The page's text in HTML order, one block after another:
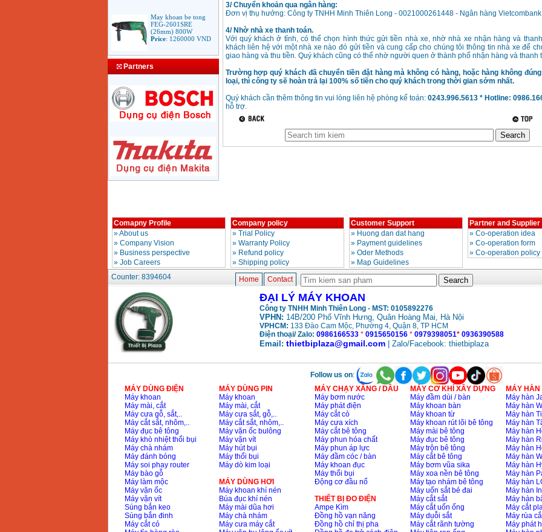
May khoan be tong
FEG-2601SRE
(26mm) 800W
Price:1260000 VND
Bang gia mui khoan
May Khoan Bosch
Bo may khoan Bosch
GSB 13RE hop nhua
100 chi tiet
May khoan sat Bosch
GBM 350 (350W)
May khoan bua
Makita HP1630
(16mm) 710W
Price
May khoan Bosch
GSB 13RE (650W)
hop giay
Price:
Price :1132000
Bang gia may khoan
Bosch 2024
Price:884000VND
May khoan Bosch
GBH 2-24RE (790W)
Price
Partners
3/ Chuyển khoản qua ngân hàng:
Đơn vị thụ hưởng: Công ty TNHH Minh Thiên Long - 0021000261448 - Ngân hàng
4/ Nhờ nhà xe thanh toán.
Với quý khách ở tỉnh, có thể chọn hình thức gửi tiền nhà xe, nhờ nhà xe nhận hàng và
khách liên hệ với một nhà xe nào đó gửi tiền và cung cấp cho chúng tôi thông tin nhà xe để
giao hàng và thu tiền. Quý khách cũng có thể nhờ người quen ở thành phố nhận hàng và thanh
Trường hợp quý khách đã chuyển tiền đặt hàng mà không có hàng, hoặc hàng không
loại, thì công ty sẽ hoàn trả lại 100% số tiền cho quý khách trong thời gian sớm nhất.
Quý khách cần thêm thông tin vui lòng liên hệ phòng kế toán: 0243.996.5613 * Hotline:
hỗ trợ.
Comapny Profile
»About us
» Company Vision
» Business perspective
» Job Careers
Company policy
» Trial Policy
» Warranty Policy
» Refund policy
» Shipping policy
Customer Support
» Huong dan dat hang
» Payment guidelines
» Oder Methods
» Map Guidelines
Partner and Supplier
» Co-operation idea
» Co-operation form
» Co-operation policy
Counter: 8394604 Home Contact
ĐẠI LÝ MÁY KHOAN
Công ty TNHH Minh Thiên Long - MST: 0105892276
VPHN: 14B/200 Phố Vĩnh Hưng, Quân Hoàng Mai, Hà Nội
VPHCM: 133 Đào Cam Mộc, Phường 4, Quận 8, TP HCM
Điện thoại/ Zalo: 0986166533 * 0915650156* 0979398051* 0936390588
Email: thietbiplaza@gmail.com| Zalo/Facebook: thietbiplaza
Follow us on:
MÁY DÙNG ĐIỆN
Máy khoan
Máy mài, cắt
Máy cưa gỗ, sắt,..
Máy cắt sắt, nhôm,..
Máy đục bê tông
Máy khò nhiệt thổi bụi
Máy chà nhám
Máy đánh bóng
Máy soi phay router
Máy bào gỗ
Máy làm mộc
Máy vặn ốc
Máy vặn vít
Súng bắn keo
Súng bắn đinh
Máy cắt cỏ
MÁY DÙNG PIN
Máy khoan
Máy mài, cắt
Máy cưa sắt, gỗ,..
Máy cắt sắt, nhôm,..
Máy vặn ốc bulông
Máy vặn vít
Máy hút bụi
Máy thổi bụi
Máy dò kim loại
MÁY DÙNG HƠI
Máy khoan khí nén
Búa đục khí nén
Máy mài dũa hơi
Máy chà nhám
Máy cưa máy cắt
MÁY CHẠY XĂNG / DẦU
Máy bơm nước
Máy phát điện
Máy cắt cỏ
Máy cưa xích
Máy cắt bê tông
Máy phun hóa chất
Máy phun áp lực
Máy đầm cóc / bàn
Máy khoan đục
Máy thổi bụi
Động cơ đầu nổ
THIÊT BỊ ĐO ĐIỆN
Ampe Kìm
Đồng hồ vạn năng
Đồng hồ chỉ thị pha
MÁY CƠ KHÍ XÂY DỰNG
Máy đầm dùi / bàn
Máy khoan bàn
Máy khoan từ
Máy khoan rút lõi bê tông
Máy mài bê tông
Máy đục bê tông
Máy trộn bê tông
Máy cắt bê tông
Máy bơm vũa sika
Máy xoa nền bê tông
Máy tạo nhám bê tông
Máy uốn sắt bẻ đai
Máy cắt sắt
Máy cắt uốn ống
Máy duỗi sắt
Máy cắt rãnh tường
MÁY HÀN
Máy hàn
Máy hàn
Máy hàn
Máy hàn
Máy hàn
Máy hàn
Máy hàn
Máy hàn
Máy hàn
Máy hàn
Máy hàn
Máy hàn
Máy hàn
Máy cắt
Máy rùa
Máy phát